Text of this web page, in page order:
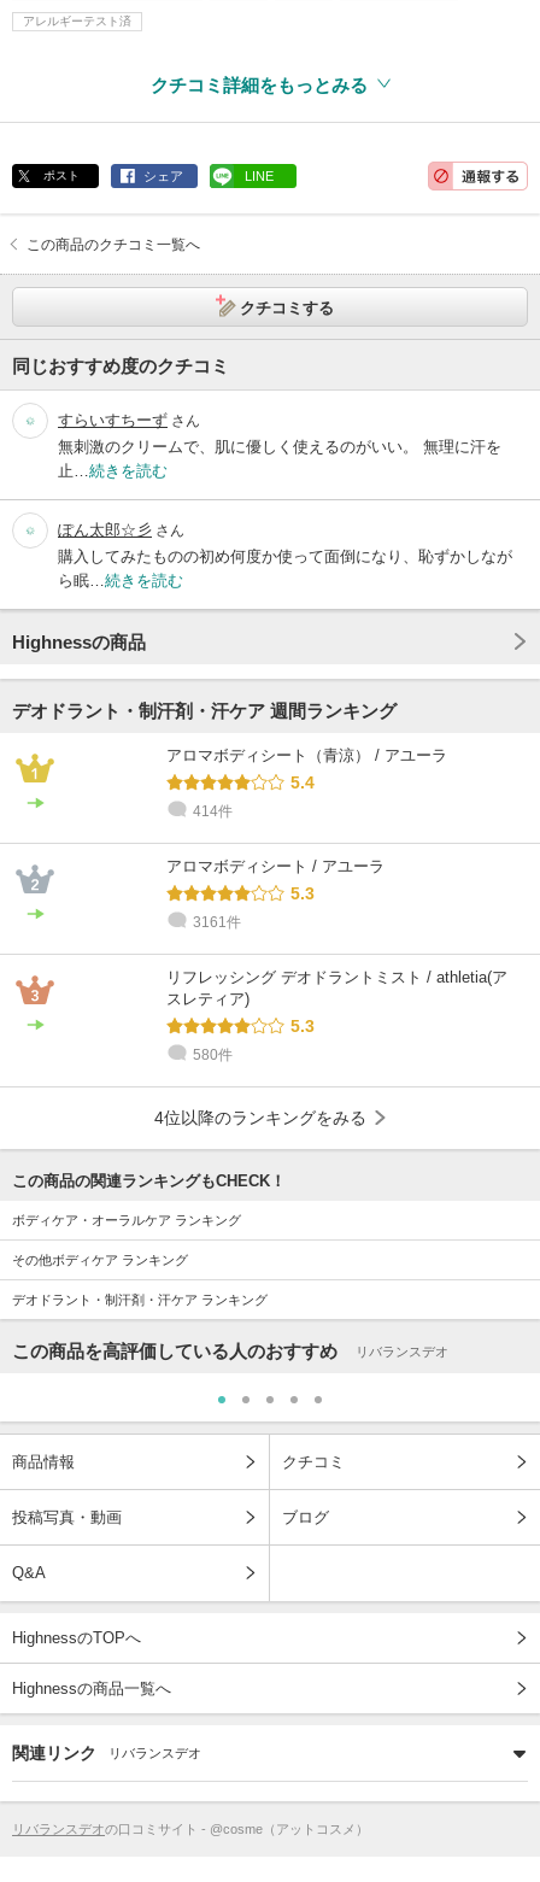
アレルギーテスト済
クチコミ詳細をもっとみる
ポスト シェア LINE
この商品のクチコミ一覧へ
クチコミする
同じおすすめ度のクチコミ
すらいすちーず さん
無刺激のクリームで、肌に優しく使えるのがいい。 無理に汗を
止… 続きを読む
ぽん太郎☆彡 さん
購入してみたものの初め何度か使って面倒になり、恥ずかしなが
ら眠… 続きを読む
Highnessの商品
デオドラント・制汗剤・汗ケア 週間ランキング
アロマボディシート（青涼） / アユーラ
5.4
414件
アロマボディシート / アユーラ
5.3
3161件
リフレッシング デオドラントミスト / athletia(ア
スレティア)
5.3
580件
4位以降のランキングをみる
この商品の関連ランキングもCHECK！
ボディケア・オーラルケア ランキング
その他ボディケア ランキング
デオドラント・制汗剤・汗ケア ランキング
この商品を高評価している人のおすすめ リバランスデオ
商品情報 クチコミ
投稿写真・動画 ブログ
Q&A
HighnessのTOPへ
Highnessの商品一覧へ
関連リンク リバランスデオ
リバランスデオの口コミサイト - @cosme（アットコスメ）